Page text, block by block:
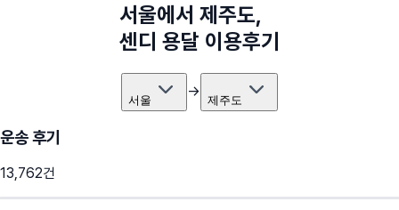
서울에서 제주도,
센디 용달 이용후기
서울 → 제주도
운송 후기
13,762건